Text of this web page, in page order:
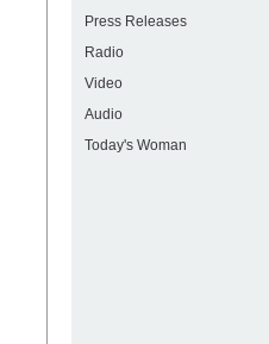
Press Releases
Radio
Video
Audio
Today's Woman